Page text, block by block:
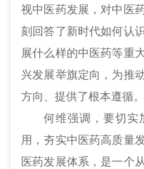
视中医药发展，对中医
刻回答了新时代如何认
展什么样的中医药等重
兴发展举旗定向，为推
方向、提供了根本遵循。
何维强调，要切实
用，夯实中医药高质量
医药发展体系，是一个